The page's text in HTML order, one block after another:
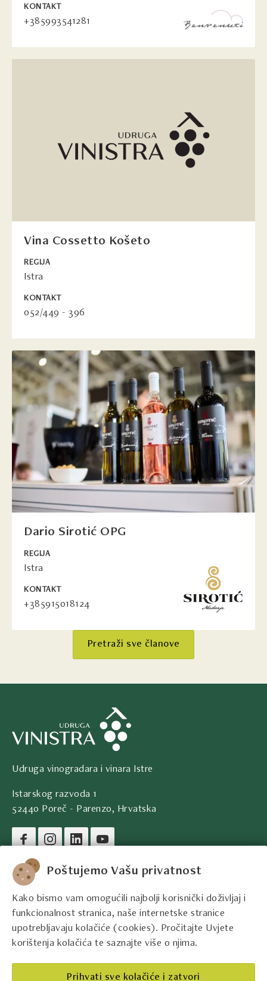
Poštujemo Vašu privatnost
Kako bismo vam omogućili najbolji korisnički doživljaj i
funkcionalnost stranica, naše internetske stranice
upotrebljavaju kolačiće (cookies). Pročitajte Uvjete
korištenja kolačića te saznajte više o njima.
Prihvati sve kolačiće i zatvori
KONTAKT
+385993541281
Vina Cossetto Košeto
REGIJA
Istra
KONTAKT
052/449 - 396
Dario Sirotić OPG
REGIJA
Istra
KONTAKT
+385915018124
Pretraži sve članove
Udruga vinogradara i vinara Istre
Istarskog razvoda 1
52440 Poreč - Parenzo, Hrvatska
Pravni podaci društva
Kontakt podaci
Pravne informacije
Najbolji istarski vinari